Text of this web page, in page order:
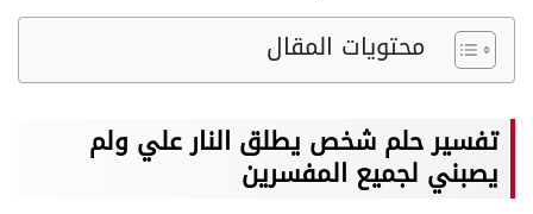
محتويات المقال
تفسير حلم شخص يطلق النار علي ولم
يصبني لجميع المفسرين